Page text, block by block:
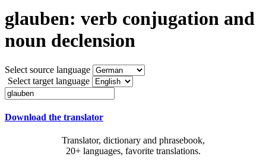
glauben: verb conjugation and
noun declension
Select source language
Select target language
Download the translator
Translator, dictionary and phrasebook,
20+ languages, favorite translations.